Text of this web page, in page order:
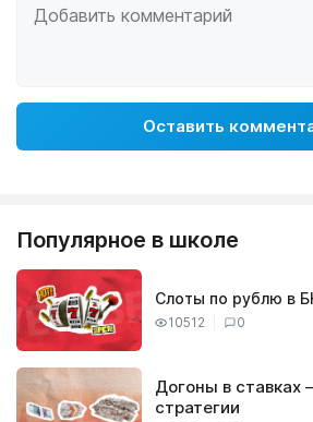
Оставить
Популярное в школе
10512 0
Слоты по рублю в
Догоны в ставках
стратегии